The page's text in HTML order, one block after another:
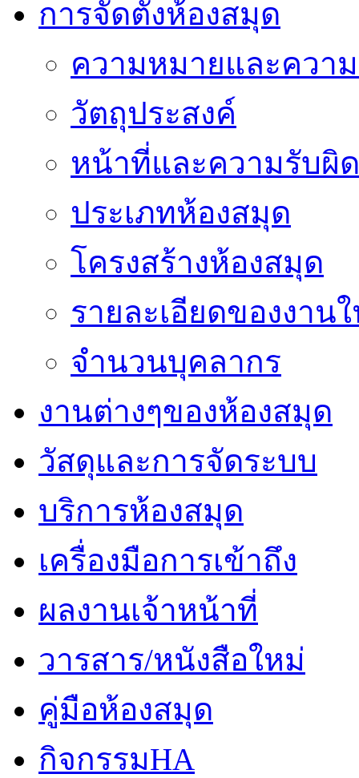
การจัดตั้งห้องสมุด
ความหมายและควา
วัตถุประสงค์
หน้าที่และความรับผิ
ประเภทห้องสมุด
โครงสร้างห้องสมุด
รายละเอียดของงาน
จำนวนบุคลากร
งานต่างๆของห้องสมุด
วัสดุและการจัดระบบ
บริการห้องสมุด
เครื่องมือการเข้าถึง
ผลงานเจ้าหน้าที่
วารสาร/หนังสือใหม่
คู่มือห้องสมุด
กิจกรรมHA